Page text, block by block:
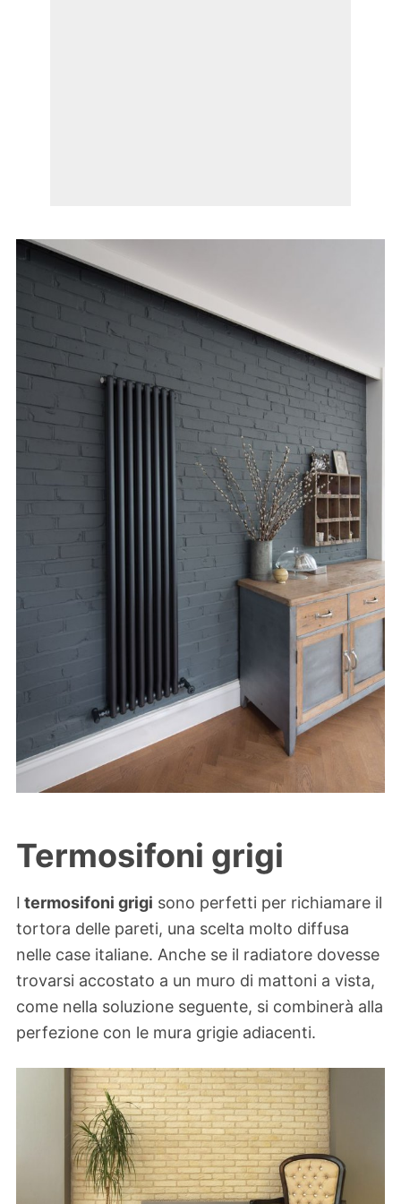
Termosifoni grigi
I termosifoni grigi sono perfetti per richiamare il
tortora delle pareti, una scelta molto diffusa
nelle case italiane. Anche se il radiatore dovesse
trovarsi accostato a un muro di mattoni a vista,
come nella soluzione seguente, si combinerà alla
perfezione con le mura grigie adiacenti.